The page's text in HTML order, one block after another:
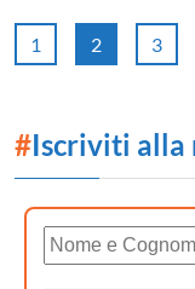
1 2 3
#Iscriviti alla